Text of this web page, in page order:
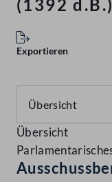
(1392 d.B.)
Exportieren
Übersicht